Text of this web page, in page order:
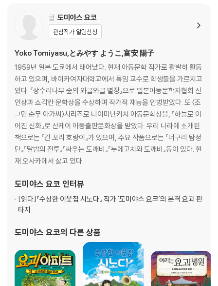
글 도미야스 요코
관심작가 알림신청
Yoko Tomiyasu,とみやす ようこ,富安 陽子
1959년 일본 도쿄에서 태어났다. 현재 아동문학 작가로 활발히 활동
하고 있으며, 바이카여자대학교에서 특임 교수로 학생들을 가르치고
있다. 『상수리나무 숲의 와글와글 별장』으로 일본아동문학자협회 신
인상과 쇼각칸 문학상을 수상하며 작가적 재능을 인벙받았다. 또 〈조
그만 순무 아가씨〉시리즈로 니이미난키치 아동문학상을, 『하늘로 이
어진 신화』로 산케이 아동출판문화상을 받았다. 우리 나라에 소개된
책으로는 『긴 꼬리 호랑이』가 있으며, 주요 작품으로는 『너구리 탐정
단』『달밤의 전투』『싸우는 도깨비』『누에고치와 도깨비』등이 있다. 현
재 오사카에서 살고 있다.
도미야스 요코 인터뷰
[읽다]『수상한 이웃집 시노다』 작가 '도미야스 요코'의 본격 요괴 판
타지
도미야스 요코의 다른 상품